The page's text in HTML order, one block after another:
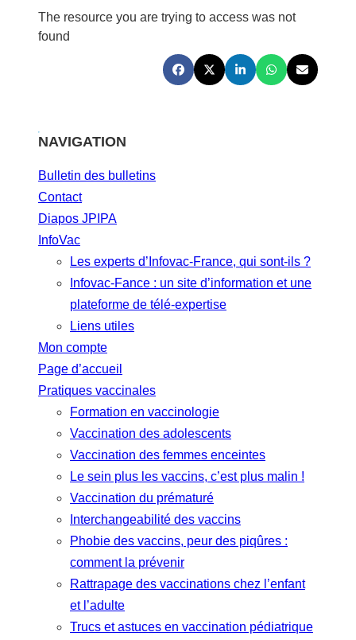
The resource you are trying to access was not
found
NAVIGATION
Bulletin des bulletins
Contact
Diapos JPIPA
InfoVac
Les experts d’Infovac-France, qui sont-ils ?
Infovac-Fance : un site d’information et une
plateforme de télé-expertise
Liens utiles
Mon compte
Page d’accueil
Pratiques vaccinales
Formation en vaccinologie
Vaccination des adolescents
Vaccination des femmes enceintes
Le sein plus les vaccins, c’est plus malin !
Vaccination du prématuré
Interchangeabilité des vaccins
Phobie des vaccins, peur des piqûres :
comment la prévenir
Rattrapage des vaccinations chez l’enfant
et l’adulte
Trucs et astuces en vaccination pédiatrique